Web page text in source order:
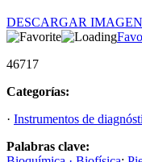
DESCARGAR IMAGEN
46717
Categorías:
· Instrumentos de
Palabras clave: